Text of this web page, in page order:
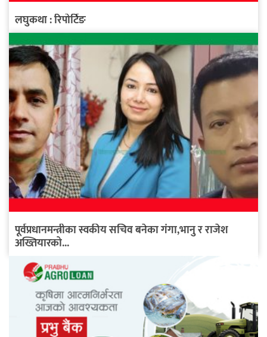
लघुकथा : रिपोर्टिङ
पूर्वप्रधानमन्त्रीका स्वकीय सचिव बनेका गंगा,भानु र राजेश
अख्तियारको...